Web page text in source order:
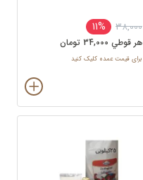
می‌شود.
38,000
11%
هر قوطي 34,000 تومان
برای قیمت عمده کلیک کنید